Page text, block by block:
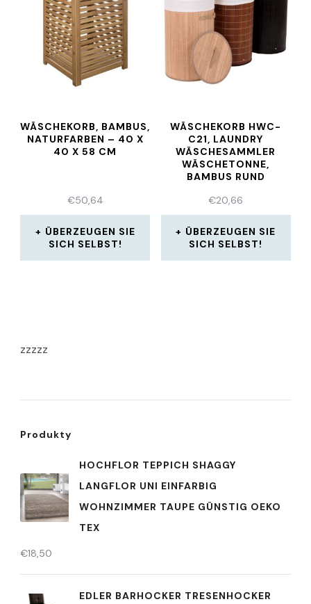
WÄSCHEKORB, BAMBUS,
NATURFARBEN – 40 X
40 X 58 CM
€50,64
ÜBERZEUGEN SIE
SICH SELBST!
WÄSCHEKORB HWC-
C21, LAUNDRY
WÄSCHESAMMLER
WÄSCHETONNE,
BAMBUS RUND
€20,66
ÜBERZEUGEN SIE
SICH SELBST!
zzzzz
Produkty
HOCHFLOR TEPPICH SHAGGY
LANGFLOR UNI EINFARBIG
WOHNZIMMER TAUPE GÜNSTIG OEKO
TEX
€18,50
EDLER BARHOCKER TRESENHOCKER